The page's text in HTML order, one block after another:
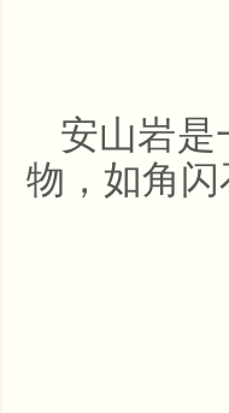
安山岩是
物，如角